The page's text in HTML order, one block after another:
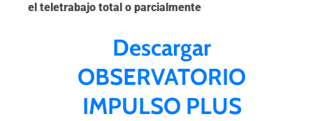
el teletrabajo total o parcialmente
Descargar
OBSERVATORIO
IMPULSO PLUS